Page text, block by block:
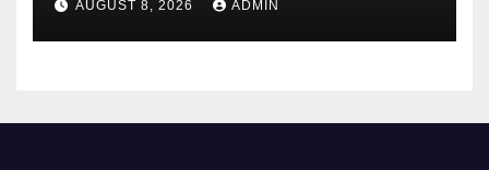
Kesiapsiagaan Hadapi Musim
Kemarau.
AUGUST 8, 2026 ADMIN